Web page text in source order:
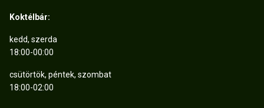
Koktélbár:
kedd, szerda
18:00-00:00
csütörtök, péntek, szombat
18:00-02:00